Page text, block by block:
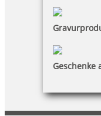
Geschenke
KONTAKT
SCHIEDT Büro +
Arne Schiedt
(03528) 4040-0